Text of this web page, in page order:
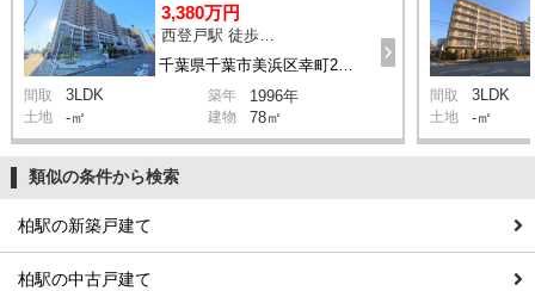
3,380万円
間取 3LDK 築年 1996年
土地 -㎡ 建物 78㎡
間取 3LDK
土地 -㎡
類似の条件から検索
柏駅の新築戸建て
柏駅の中古戸建て